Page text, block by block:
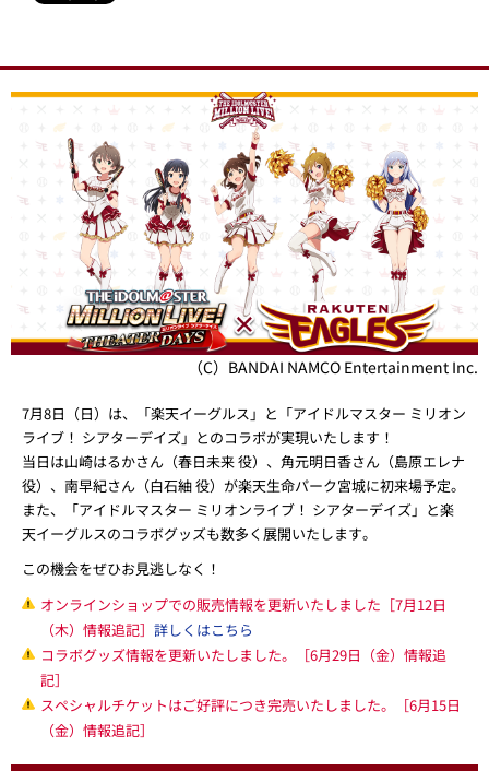
（C）BANDAI NAMCO Entertainment Inc.
7月8日（日）は、「楽天イーグルス」と「アイドルマスター ミリオン
ライブ！ シアターデイズ」とのコラボが実現いたします！
当日は山崎はるかさん（春日未来 役）、角元明日香さん（島原エレナ
役）、南早紀さん（白石紬 役）が楽天生命パーク宮城に初来場予定。
また、「アイドルマスター ミリオンライブ！ シアターデイズ」と楽
天イーグルスのコラボグッズも数多く展開いたします。
この機会をぜひお見逃しなく！
オンラインショップでの販売情報を更新いたしました［7月12日
（木）情報追記］ 詳しくはこちら
コラボグッズ情報を更新いたしました。［6月29日（金）情報追
記］
スペシャルチケットはご好評につき完売いたしました。［6月15日
（金）情報追記］